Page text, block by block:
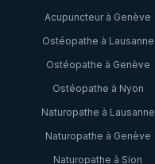
Acupuncteur à Genève
Ostéopathe à Lausanne
Ostéopathe à Genève
Ostéopathe à Nyon
Naturopathe à Lausanne
Naturopathe à Genève
Naturopathe à Sion